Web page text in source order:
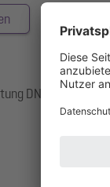
DN 70 und DN